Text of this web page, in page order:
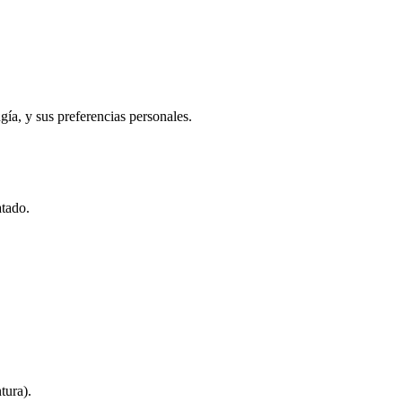
y sus preferencias personales.